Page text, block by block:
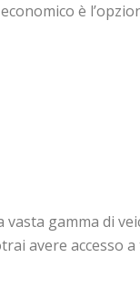
è
gamma di
avere accesso